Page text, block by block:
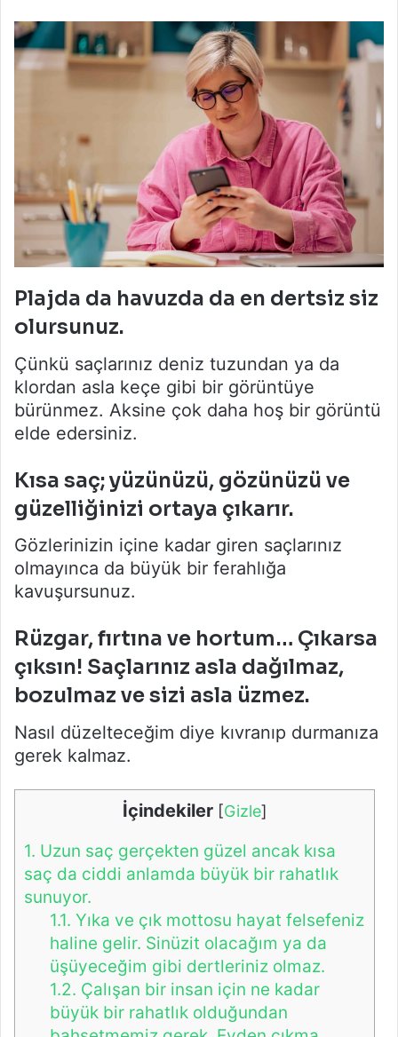
Plajda da havuzda da en dertsiz siz
olursunuz.
Çünkü saçlarınız deniz tuzundan ya da
klordan asla keçe gibi bir görüntüye
bürünmez. Aksine çok daha hoş bir görüntü
elde edersiniz.
Kısa saç; yüzünüzü, gözünüzü ve
güzelliğinizi ortaya çıkarır.
Gözlerinizin içine kadar giren saçlarınız
olmayınca da büyük bir ferahlığa
kavuşursunuz.
Rüzgar, fırtına ve hortum… Çıkarsa
çıksın! Saçlarınız asla dağılmaz,
bozulmaz ve sizi asla üzmez.
Nasıl düzelteceğim diye kıvranıp durmanıza
gerek kalmaz.
İçindekiler [Gizle]
1. Uzun saç gerçekten güzel ancak kısa
saç da ciddi anlamda büyük bir rahatlık
sunuyor.
1.1. Yıka ve çık mottosu hayat felsefeniz
haline gelir. Sinüzit olacağım ya da
üşüyeceğim gibi dertleriniz olmaz.
1.2. Çalışan bir insan için ne kadar
büyük bir rahatlık olduğundan